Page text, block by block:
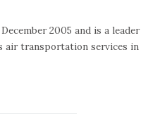
2005 and is a leader
air transportation services in